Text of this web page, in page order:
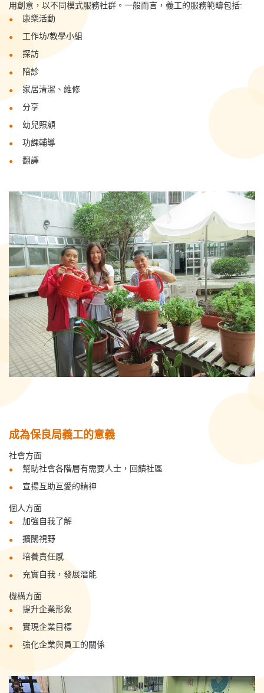
用創意，以不同模式服務社群。一般而言，義工的服務範疇包括:
康樂活動
工作坊/教學小組
探訪
陪診
家居清潔、維修
分享
幼兒照顧
功課輔導
翻譯
成為保良局義工的意義
社會方面
幫助社會各階層有需要人士，回饋社區
宣揚互助互愛的精神
個人方面
加強自我了解
擴闊視野
培養責任感
充實自我，發展潛能
機構方面
提升企業形象
實現企業目標
強化企業與員工的關係